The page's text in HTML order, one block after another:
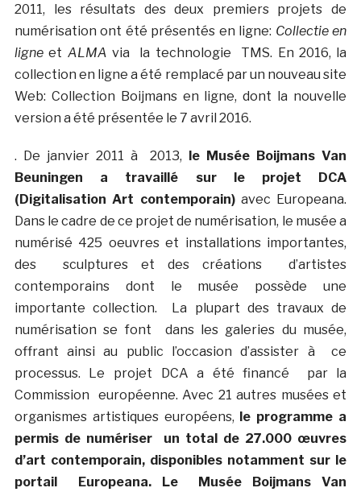
2011, les résultats des deux premiers projets de
numérisation ont été présentés en ligne: Collectie en
ligneet ALMA via la technologie TMS. En 2016, la
collection en ligne a été remplacé par un nouveau site
Web: Collection Boijmans en ligne, dont la nouvelle
version a été présentée le 7 avril 2016.
. De janvier 2011 à 2013, le Musée Boijmans Van
Beuningen a travaillé sur le projet DCA
(Digitalisation Art contemporain)avec Europeana.
Dans le cadre de ce projet de numérisation, le musée a
numérisé 425 oeuvres et installations importantes,
des sculptures et des créations d’artistes
contemporains dont le musée possède une
importante collection. La plupart des travaux de
numérisation se font dans les galeries du musée,
offrant ainsi au public l’occasion d’assister à ce
processus. Le projet DCA a été financé par la
Commission européenne. Avec 21 autres musées et
organismes artistiques européens, le programme a
permis de numériser un total de 27.000 œuvres
d’art contemporain, disponibles notamment sur le
portail Europeana. Le Musée Boijmans Van